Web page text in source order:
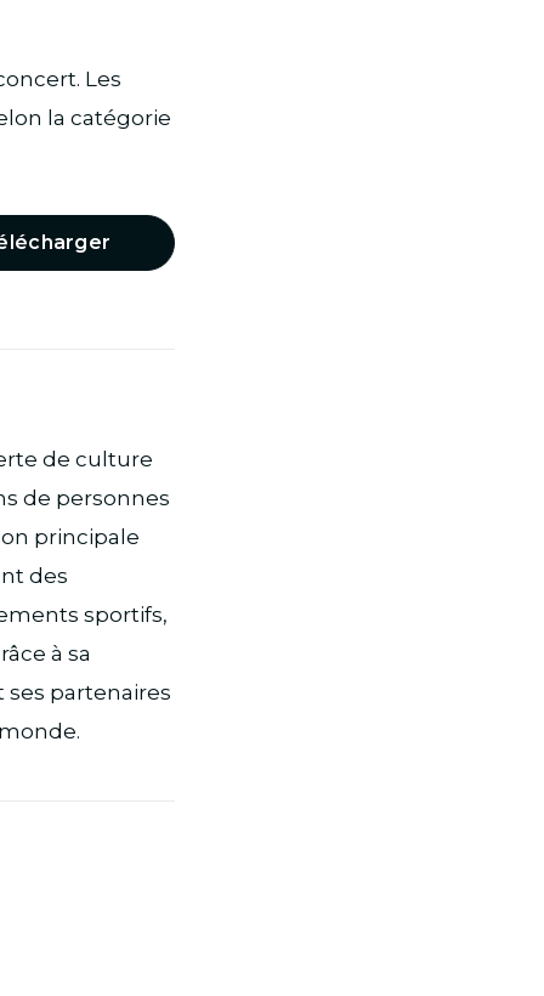
Les
la catégorie
de culture
de personnes
principale
des
sportifs,
à sa
partenaires